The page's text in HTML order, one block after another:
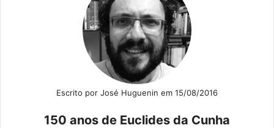
Escrito por José Huguenin em 15/08/2016
150 anos de Euclides da Cunha